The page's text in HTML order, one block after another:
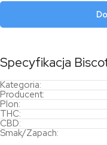
Specyfikacja
Kategoria:
Producent:
Plon:
THC:
CBD:
Smak/Zapach: